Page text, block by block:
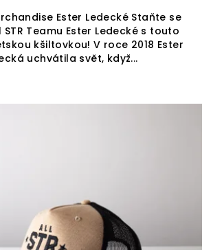
Ester Ledecké Staňte se
Teamu Ester Ledecké s touto
kšiltovkou! V roce 2018 Ester
uchvátila svět, když...